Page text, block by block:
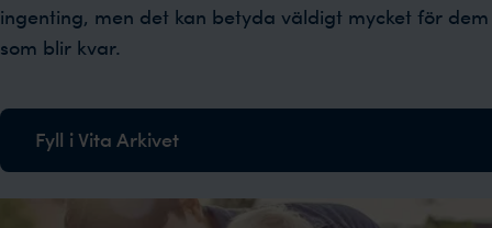
ingenting, men det kan betyda väldigt mycket för dem
som blir kvar.
Fyll i Vita Arkivet